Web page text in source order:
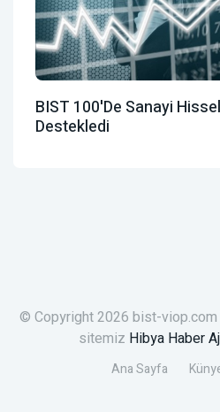
BIST 100'de Sanayi
Destekledi
© Copyright 2026 bist-viop.com
sitemiz Hibya Haber
Ana Sayfa